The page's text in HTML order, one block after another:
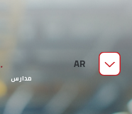
مدارس
مدارس
التطبيقية
AR